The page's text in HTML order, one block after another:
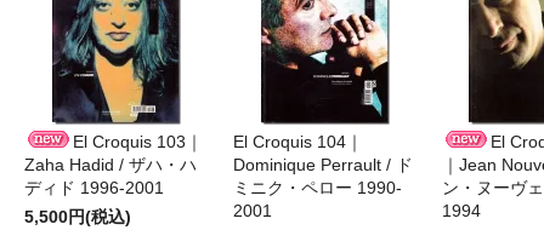
El Croquis 103｜
Zaha Hadid / ザハ・ハ
ディド 1996-2001
5,500円(税込)
El Croquis 104｜
Dominique Perrault / ド
ミニク・ペロー 1990-
2001
El
｜Jean
ン・ヌーヴ
1994